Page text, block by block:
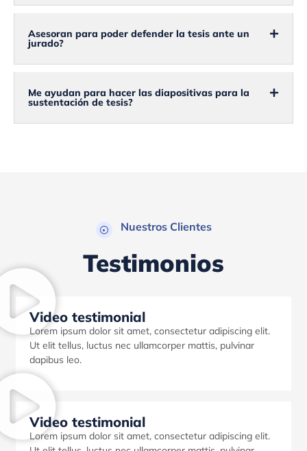
Asesoran para poder defender la tesis ante un
jurado?
Me ayudan para hacer las diapositivas para la
sustentación de tesis?
Nuestros Clientes
Testimonios
Video testimonial
Lorem ipsum dolor sit amet, consectetur adipiscing elit.
Ut elit tellus, luctus nec ullamcorper mattis, pulvinar
dapibus leo.
Video testimonial
Lorem ipsum dolor sit amet, consectetur adipiscing elit.